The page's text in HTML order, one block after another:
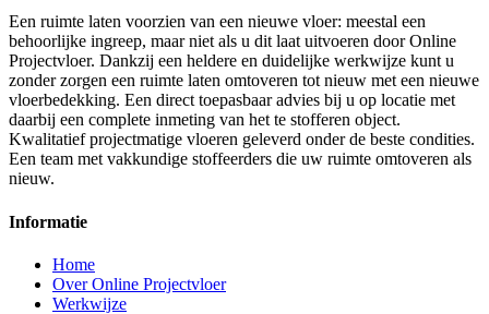
Een ruimte laten voorzien van een nieuwe vloer: meestal een
behoorlijke ingreep, maar niet als u dit laat uitvoeren door Online
Projectvloer. Dankzij een heldere en duidelijke werkwijze kunt u
zonder zorgen een ruimte laten omtoveren tot nieuw met een nieuwe
vloerbedekking. Een direct toepasbaar advies bij u op locatie met
daarbij een complete inmeting van het te stofferen object.
Kwalitatief projectmatige vloeren geleverd onder de beste condities.
Een team met vakkundige stoffeerders die uw ruimte omtoveren als
nieuw.
Informatie
Home
Over Online Projectvloer
Werkwijze